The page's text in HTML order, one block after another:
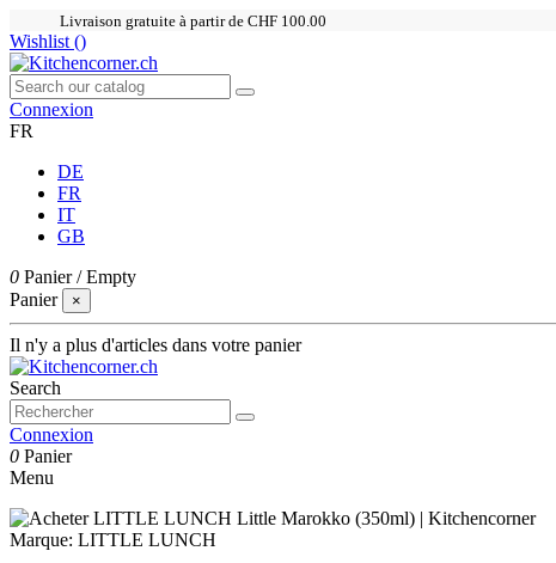
Livraison gratuite à partir de CHF 100.00
Wishlist ()
Connexion
FR
DE
FR
IT
GB
0 Panier /Empty
Panier
×
Il n'y a plus d'articles dans votre panier
Search
Connexion
0 Panier
Menu
Marque: LITTLE LUNCH